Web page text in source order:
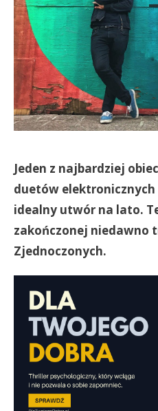
Jeden z najbardziej
duetów elektronicznych
idealny utwór na lato.
zakończonej niedawno
Zjednoczonych.